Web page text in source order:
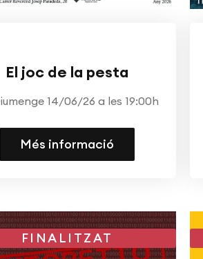
El joc de la pesta
14/06/26 a les 19:00h
Més informació
FINALITZAT